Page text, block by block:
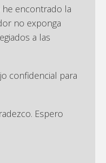
encontrado la
no exponga
a las
confidencial para
Espero